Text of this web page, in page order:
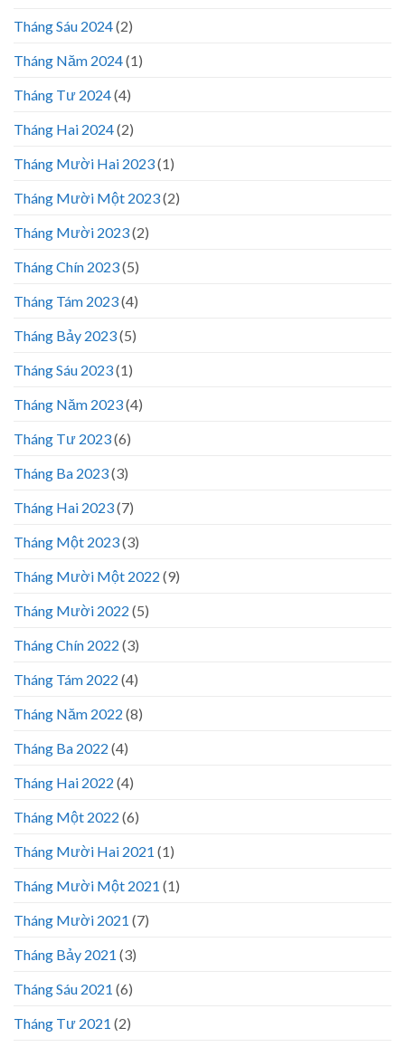
Tháng Sáu 2024(2)
Tháng Năm 2024(1)
Tháng Tư 2024(4)
Tháng Hai 2024(2)
Tháng Mười Hai 2023(1)
Tháng Mười Một 2023(2)
Tháng Mười 2023(2)
Tháng Chín 2023(5)
Tháng Tám 2023(4)
Tháng Bảy 2023(5)
Tháng Sáu 2023(1)
Tháng Năm 2023(4)
Tháng Tư 2023(6)
Tháng Ba 2023(3)
Tháng Hai 2023(7)
Tháng Một 2023(3)
Tháng Mười Một 2022 (9)
Tháng Mười 2022 (5)
Tháng Chín 2022 (3)
Tháng Tám 2022 (4)
Tháng Năm 2022 (8)
Tháng Ba 2022 (4)
Tháng Hai 2022 (4)
Tháng Một 2022 (6)
Tháng Mười Hai 2021 (1)
Tháng Mười Một 2021 (1)
Tháng Mười 2021 (7)
Tháng Bảy 2021 (3)
Tháng Sáu 2021 (6)
Tháng Tư 2021 (2)